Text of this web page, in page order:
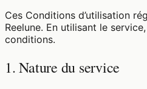
Ces Conditions d’utilisation
Reelune. En utilisant le
conditions.
1. Nature du service